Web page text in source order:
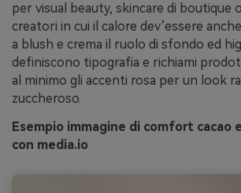
per visual beauty, skincare di boutique
creatori in cui il calore dev’essere
a blush e crema il ruolo di sfondo ed
definiscono tipografia e richiami
al minimo gli accenti rosa per un look
zuccheroso.
Esempio immagine di comfort cacao
con media.io